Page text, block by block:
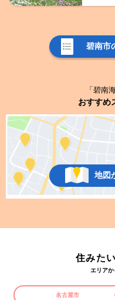
碧南市
「碧南
おすすめ
地図
住みた
エリア
名古屋市